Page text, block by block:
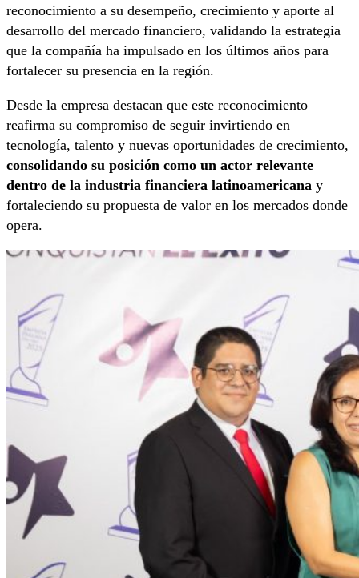
reconocimiento a su desempeño, crecimiento y aporte al
desarrollo del mercado financiero, validando la estrategia
que la compañía ha impulsado en los últimos años para
fortalecer su presencia en la región.
Desde la empresa destacan que este reconocimiento
reafirma su compromiso de seguir invirtiendo en
tecnología, talento y nuevas oportunidades de crecimiento,
consolidando su posición como un actor relevante
dentro de la industria financiera latinoamericana y
fortaleciendo su propuesta de valor en los mercados donde
opera.